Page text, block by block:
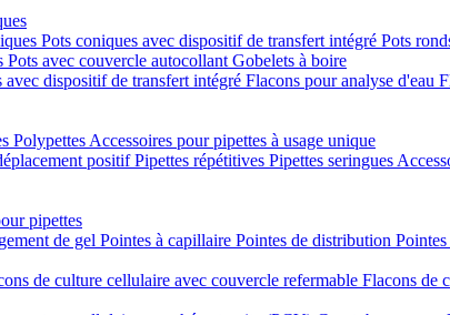
Pots coniques avec dispositif de transfert intégré Pots
Pots avec couvercle autocollant Gobelets à boire
avec dispositif de transfert intégré Flacons pour analyse d'eau
Polypettes Accessoires pour pipettes à usage unique
positifPipettes répétitives Pipettes seringues
pipettes
de gel Pointes à capillaire Pointes de distribution
de culture cellulaire avec couvercle refermable Flacons de